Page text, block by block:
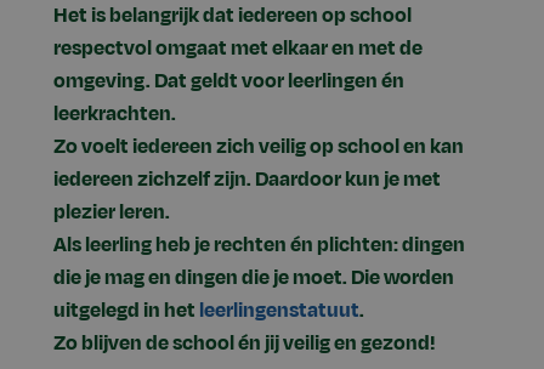
Het is belangrijk dat iedereen op school
respectvol omgaat met elkaar en met de
omgeving. Dat geldt voor leerlingen én
leerkrachten.
Zo voelt iedereen zich veilig op school en kan
iedereen zichzelf zijn. Daardoor kun je met
plezier leren.
Als leerling heb je rechten én plichten: dingen
die je mag en dingen die je moet. Die worden
uitgelegd in het leerlingenstatuut.
Zo blijven de school én jij veilig en gezond!